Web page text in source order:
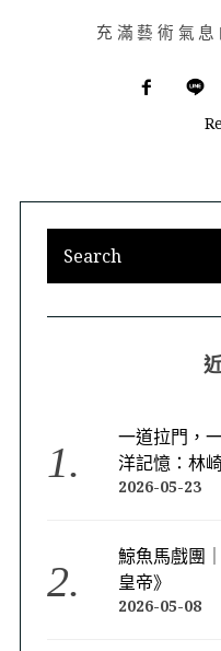
一道拉門，
洋記憶：林
2026-05-23
鯨魚馬戲團
皇帝》
2026-05-08